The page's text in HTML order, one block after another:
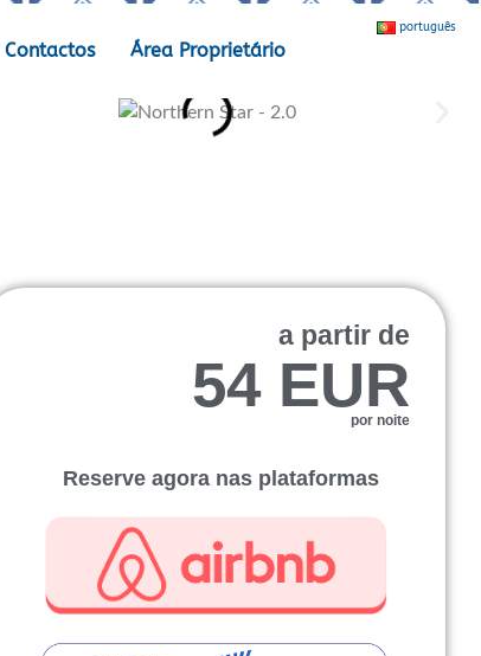
Contactos Área Proprietário
português
a partir de
54 EUR
por noite
Reserve agora nas plataformas